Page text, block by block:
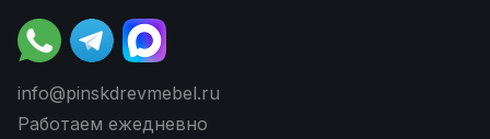
info@pinskdrevmebel.ru
Работаем ежедневно